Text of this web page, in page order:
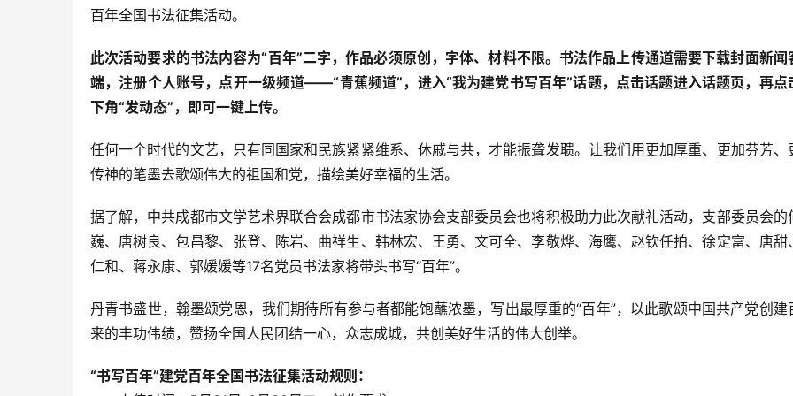
百年全国书法征集活动。
此次活动要求的书法内容为“百年”二字，作品必须原创，字体、材料不限。书法作品上传通道需要下载封面新闻
端，注册个人账号，点开一级频道——“青蕉频道”，进入“我为建党书写百年”话题，点击话题进入话题页，再点
下角“发动态”，即可一键上传。
任何一个时代的文艺，只有同国家和民族紧紧维系、休戚与共，才能振聋发聩。让我们用更加厚重、更加芬芳、
传神的笔墨去歌颂伟大的祖国和党，描绘美好幸福的生活。
据了解，中共成都市文学艺术界联合会成都市书法家协会支部委员会也将积极助力此次献礼活动，支部委员会的
巍、唐树良、包昌黎、张登、陈岩、曲祥生、韩林宏、王勇、文可全、李敬烨、海鹰、赵钦任拍、徐定富、唐甜
仁和、蒋永康、郭媛媛等17名党员书法家将带头书写“百年”。
丹青书盛世，翰墨颂党恩，我们期待所有参与者都能饱蘸浓墨，写出最厚重的“百年”，以此歌颂中国共产党创建
来的丰功伟绩，赞扬全国人民团结一心，众志成城，共创美好生活的伟大创举。
“书写百年”建党百年全国书法征集活动规则：